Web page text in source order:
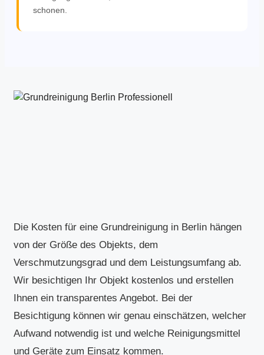
schonen.
Die Kosten für eine Grundreinigung in Berlin hängen
von der Größe des Objekts, dem
Verschmutzungsgrad und dem Leistungsumfang ab.
Wir besichtigen Ihr Objekt kostenlos und erstellen
Ihnen ein transparentes Angebot. Bei der
Besichtigung können wir genau einschätzen, welcher
Aufwand notwendig ist und welche Reinigungsmittel
und Geräte zum Einsatz kommen.